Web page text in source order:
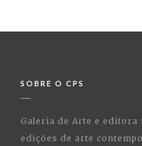
SOBRE O CPS
Galeria de Arte e editora
edições de arte